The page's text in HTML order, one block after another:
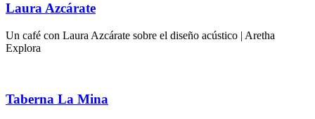
Laura Azcárate
Un café con Laura Azcárate sobre el diseño acústico | Aretha
Explora
Taberna La Mina